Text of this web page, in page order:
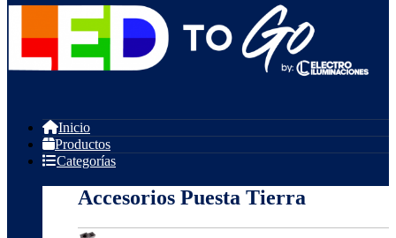
Inicio
Productos
Categorías
Accesorios Puesta Tierra